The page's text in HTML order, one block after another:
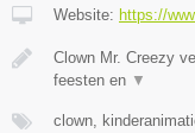
Website: https://
Clown Mr. Creezy
feesten en ▼
clown,